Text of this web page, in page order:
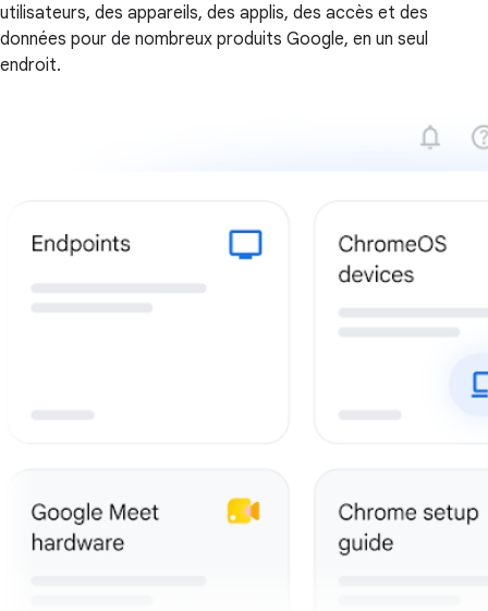
utilisateurs, des appareils, des applis, des accès et des
données pour de nombreux produits Google, en un seul
endroit.